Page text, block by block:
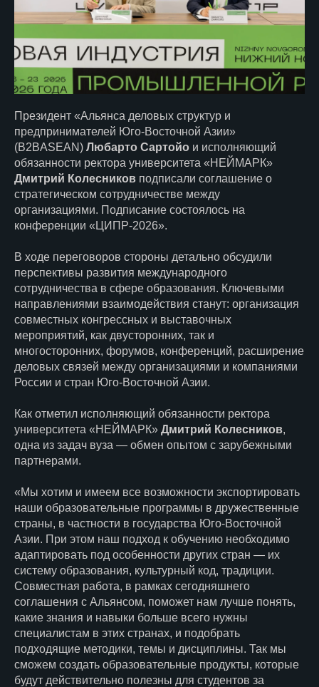
Президент «Альянса деловых структур и
предпринимателей Юго-Восточной Азии»
(B2BASEAN) Любарто Сартойо и исполняющий
обязанности ректора университета «НЕЙМАРК»
Дмитрий Колесников подписали соглашение о
стратегическом сотрудничестве между
организациями. Подписание состоялось на
конференции «ЦИПР-2026».
В ходе переговоров стороны детально обсудили
перспективы развития международного
сотрудничества в сфере образования. Ключевыми
направлениями взаимодействия станут: организация
совместных конгрессных и выставочных
мероприятий, как двусторонних, так и
многосторонних, форумов, конференций, расширение
деловых связей между организациями и компаниями
России и стран Юго-Восточной Азии.
Как отметил исполняющий обязанности ректора
университета «НЕЙМАРК» Дмитрий Колесников,
одна из задач вуза — обмен опытом с зарубежными
партнерами.
«Мы хотим и имеем все возможности экспортировать
наши образовательные программы в дружественные
страны, в частности в государства Юго‑Восточной
Азии. При этом наш подход к обучению необходимо
адаптировать под особенности других стран — их
систему образования, культурный код, традиции.
Совместная работа, в рамках сегодняшнего
соглашения с Альянсом, поможет нам лучше понять,
какие знания и навыки больше всего нужны
специалистам в этих странах, и подобрать
подходящие методики, темы и дисциплины. Так мы
сможем создать образовательные продукты, которые
будут действительно полезны для студентов за